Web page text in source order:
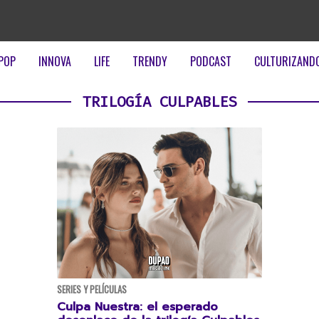
INNOVA LIFE TRENDY PODCAST
TRILOGÍA CULPABLES
SERIES Y PELÍCULAS
Culpa Nuestra: el esperado